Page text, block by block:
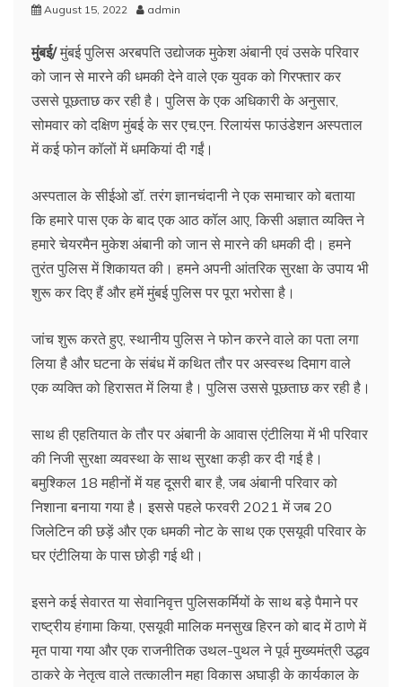
August 15, 2022 admin
मुंबई/मुंबई पुलिस अरबपति उद्योजक मुकेश अंबानी एवं उसके परिवार
को जान से मारने की धमकी देने वाले एक युवक को गिरफ्तार कर
उससे पूछताछ कर रही है। पुलिस के एक अधिकारी के अनुसार,
सोमवार को दक्षिण मुंबई के सर एच.एन. रिलायंस फाउंडेशन अस्पताल
में कई फोन कॉलों में धमकियां दी गईं।
अस्पताल के सीईओ डॉ. तरंग ज्ञानचंदानी ने एक समाचार को बताया
कि हमारे पास एक के बाद एक आठ कॉल आए, किसी अज्ञात व्यक्ति ने
हमारे चेयरमैन मुकेश अंबानी को जान से मारने की धमकी दी। हमने
तुरंत पुलिस में शिकायत की। हमने अपनी आंतरिक सुरक्षा के उपाय भी
शुरू कर दिए हैं और हमें मुंबई पुलिस पर पूरा भरोसा है।
जांच शुरू करते हुए, स्थानीय पुलिस ने फोन करने वाले का पता लगा
लिया है और घटना के संबंध में कथित तौर पर अस्वस्थ दिमाग वाले
एक व्यक्ति को हिरासत में लिया है। पुलिस उससे पूछताछ कर रही है।
साथ ही एहतियात के तौर पर अंबानी के आवास एंटीलिया में भी परिवार
की निजी सुरक्षा व्यवस्था के साथ सुरक्षा कड़ी कर दी गई है।
बमुश्किल 18 महीनों में यह दूसरी बार है, जब अंबानी परिवार को
निशाना बनाया गया है। इससे पहले फरवरी 2021 में जब 20
जिलेटिन की छड़ें और एक धमकी नोट के साथ एक एसयूवी परिवार के
घर एंटीलिया के पास छोड़ी गई थी।
इसने कई सेवारत या सेवानिवृत्त पुलिसकर्मियों के साथ बड़े पैमाने पर
राष्ट्रीय हंगामा किया, एसयूवी मालिक मनसुख हिरन को बाद में ठाणे में
मृत पाया गया और एक राजनीतिक उथल-पुथल ने पूर्व मुख्यमंत्री उद्धव
ठाकरे के नेतृत्व वाले तत्कालीन महा विकास अघाड़ी के कार्यकाल के